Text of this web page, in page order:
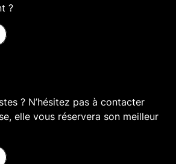
?
? N’hésitez pas à contacter
elle vous réservera son meilleur